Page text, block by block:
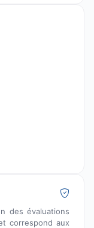
des évaluations
correspond aux